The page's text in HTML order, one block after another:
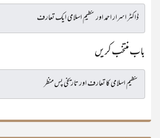
باب منتخب کریں